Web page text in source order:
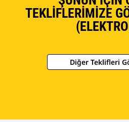
TEKLIFLERIMIZE
Diğer Teklifleri